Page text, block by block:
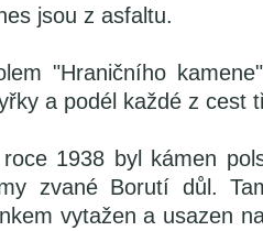
jsou z asfaltu.
"Hraničního
a podél každé z cest
1938 byl kámen
zvané Borutí důl.
vytažen a usazen